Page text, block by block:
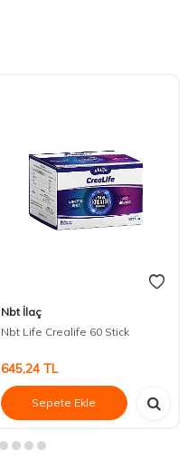
Nbt İlaç
Nbt Life Crealife 60 Stick
645,24TL
Sepete Ekle